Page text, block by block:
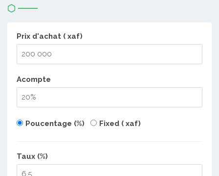
Prix d'achat ( xaf)
Acompte
Poucentage (%) Fixed ( xaf)
Taux (%)